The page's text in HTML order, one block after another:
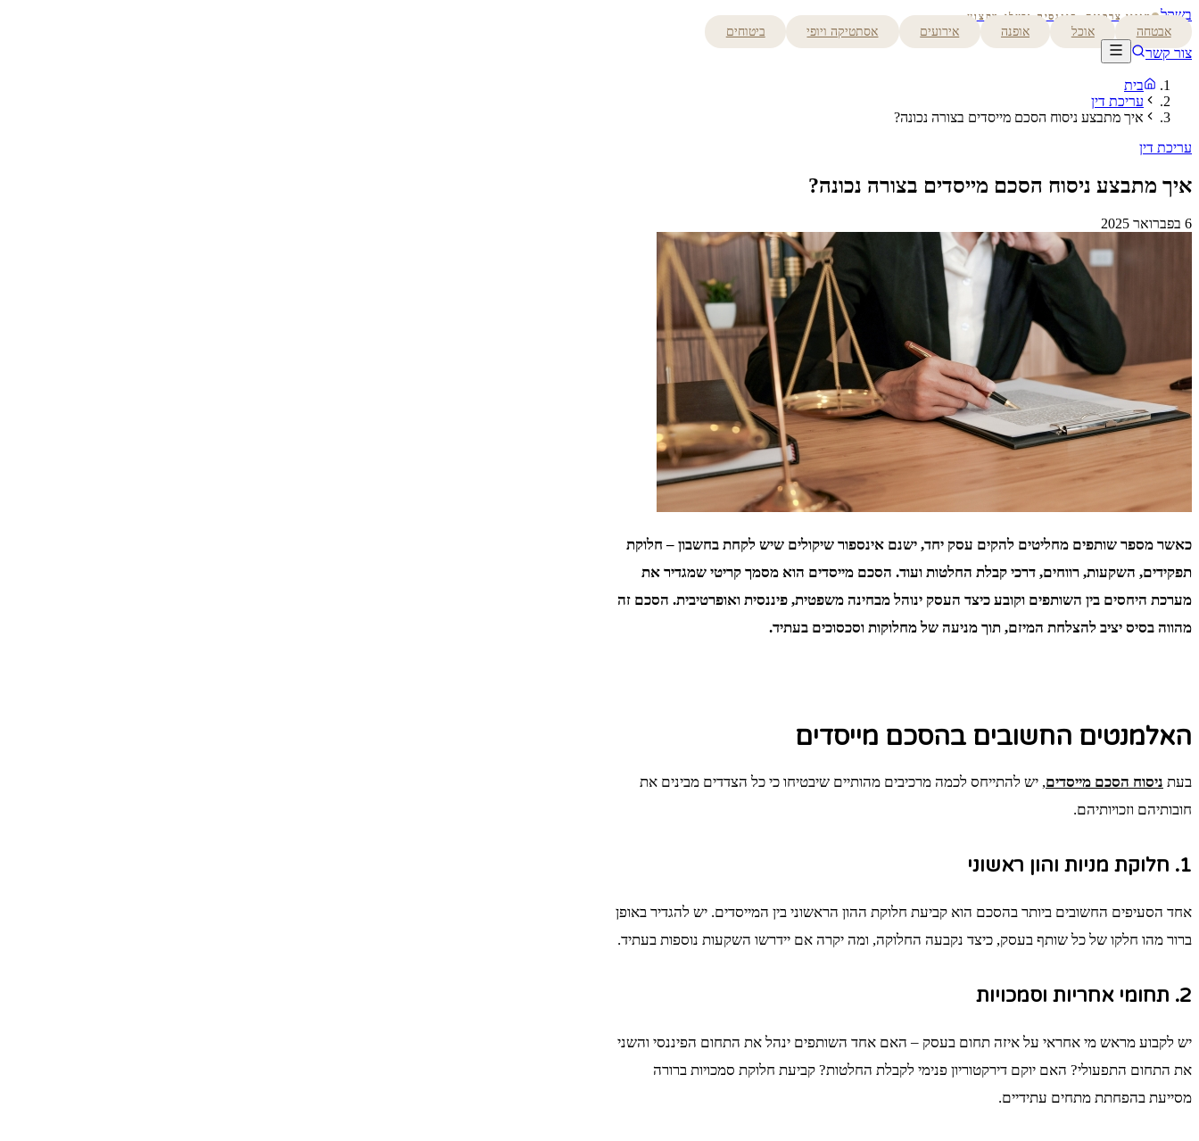
בשקל מגזין צרכנות, פיננסים ובעלי מקצוע
אבטחה אוכל אופנה אירועים אסתטיקה ויופי ביטוחים
צור קשר
בית
עריכת דין
איך מתבצע ניסוח הסכם מייסדים בצורה נכונה?
עריכת דין
איך מתבצע ניסוח הסכם מייסדים בצורה נכונה?
6 בפברואר 2025
כאשר מספר שותפים מחליטים להקים עסק יחד, ישנם אינספור שיקולים שיש לקחת בחשבון – חלוקת
תפקידים, השקעות, רווחים, דרכי קבלת החלטות ועוד. הסכם מייסדים הוא מסמך קריטי שמגדיר את
מערכת היחסים בין השותפים וקובע כיצד העסק ינוהל מבחינה משפטית, פיננסית ואופרטיבית. הסכם זה
מהווה בסיס יציב להצלחת המיזם, תוך מניעה של מחלוקות וסכסוכים בעתיד.
האלמנטים החשובים בהסכם מייסדים
בעת ניסוח הסכם מייסדים, יש להתייחס לכמה מרכיבים מהותיים שיבטיחו כי כל הצדדים מבינים את
חובותיהם וזכויותיהם.
1. חלוקת מניות והון ראשוני
אחד הסעיפים החשובים ביותר בהסכם הוא קביעת חלוקת ההון הראשוני בין המייסדים. יש להגדיר באופן
ברור מהו חלקו של כל שותף בעסק, כיצד נקבעה החלוקה, ומה יקרה אם יידרשו השקעות נוספות בעתיד.
2. תחומי אחריות וסמכויות
יש לקבוע מראש מי אחראי על איזה תחום בעסק – האם אחד השותפים ינהל את התחום הפיננסי והשני
את התחום התפעולי? האם יוקם דירקטוריון פנימי לקבלת החלטות? קביעת חלוקת סמכויות ברורה
מסייעת בהפחתת מתחים עתידיים.